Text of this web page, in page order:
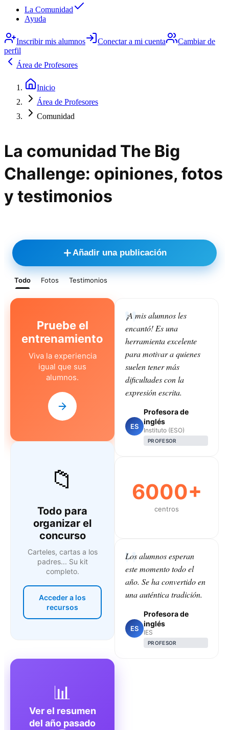
La Comunidad
Ayuda
Inscribir mis alumnos Conectar a mi cuenta
Cambiar de
perfil
Área de Profesores
Inicio
Área de Profesores
Comunidad
La comunidad The Big
Challenge: opiniones, fotos
y testimonios
Añadir una publicación
Todo Fotos Testimonios
Pruebe el
entrenamiento
Viva la experiencia
igual que sus
alumnos.
📁
Todo para
organizar el
concurso
Carteles, cartas a los
padres... Su kit
completo.
Acceder a los
recursos
¡A mis alumnos les
encantó! Es una
herramienta excelente
para motivar a quienes
suelen tener más
dificultades con la
expresión escrita.
ES
Profesora de
inglés
Instituto (ESO)
PROFESOR
6000+
centros
Los alumnos esperan
este momento todo el
año. Se ha convertido en
una auténtica tradición.
ES
Profesora de
inglés
IES
PROFESOR
📊
Ver el resumen
del año pasado